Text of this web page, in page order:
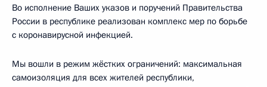
Во исполнение Ваших указов и поручений Правительства
России в республике реализован комплекс мер по борьбе
с коронавирусной инфекцией.
Мы вошли в режим жёстких ограничений: максимальная
самоизоляция для всех жителей республики,